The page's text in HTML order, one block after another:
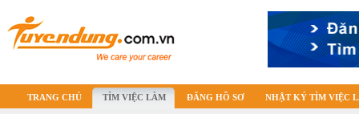
TRANG CHỦ TÌM VIỆC LÀM ĐĂNG HỒ SƠ NHẬT KÝ TÌM VIỆC